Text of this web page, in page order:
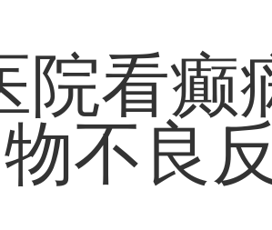
院看
物不良